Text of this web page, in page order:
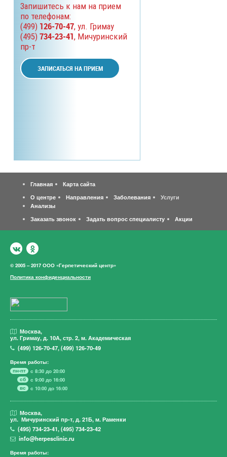
Запишитесь к нам на прием
по телефонам:
(499) 126-70-47, ул. Гримау
(495) 734-23-41, Мичуринский
пр-т
ЗАПИСАТЬСЯ НА ПРИЕМ
Главная
Карта сайта
О центре
Направления Заболевания
Услуги
Анализы
Заказать звонок
Задать вопрос специалисту Акции
© 2005 – 2017 ООО «Герпетический центр»
Политика конфиденциальности
Москва,
ул. Гримау, д. 10А, стр. 2, м. Академическая
(499)126-70-47,(499)126-70-49
Время работы:
пн-пт
с 8:30 до 20:00
сб
с 9:00 до 16:00
вс
с 10:00 до 16:00
Москва,
ул. Мичуринский пр-т, д. 21Б, м. Раменки
(495)734-23-41,(495)734-23-42
info@herpesclinic.ru
Время работы: